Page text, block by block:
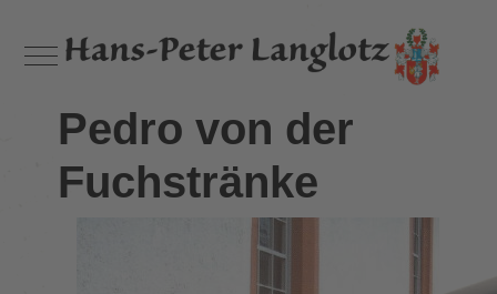
Mobile Menu Toggle
Pedro von der
Fuchstränke